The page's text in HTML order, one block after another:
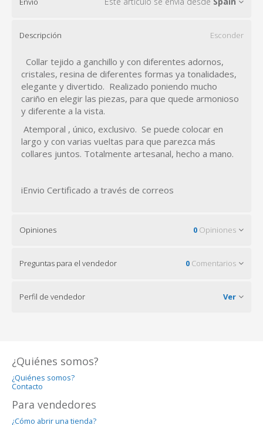
Descripción Esconder
Collar tejido a ganchillo y con diferentes adornos,
cristales, resina de diferentes formas ya tonalidades,
elegante y divertido. Realizado poniendo mucho
cariño en elegir las piezas, para que quede armonioso
y diferente a la vista.
Atemporal , único, exclusivo. Se puede colocar en
largo y con varias vueltas para que parezca más
collares juntos. Totalmente artesanal, hecho a mano.
iEnvio Certificado a través de correos
Opiniones 0 Opiniones
Preguntas para el vendedor 0 Comentarios
Perfil de vendedor Ver
¿Quiénes somos?
¿Quiénes somos?
Contacto
Para vendedores
¿Cómo abrir una tienda?